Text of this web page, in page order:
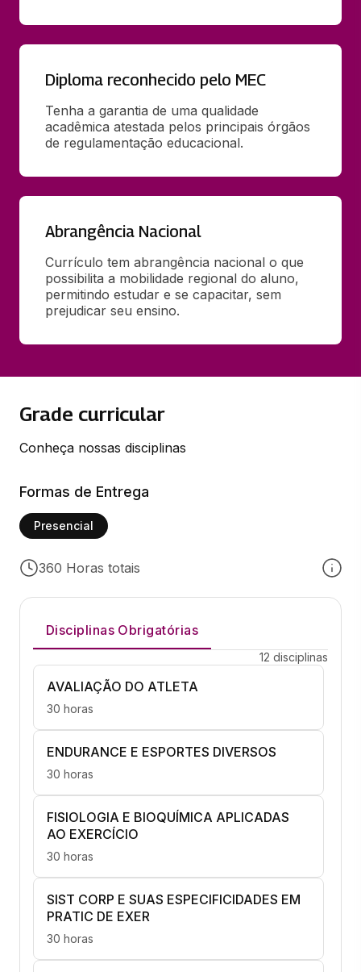
Diploma reconhecido pelo MEC
Tenha a garantia de uma qualidade
acadêmica atestada pelos principais órgãos
de regulamentação educacional.
Abrangência Nacional
Currículo tem abrangência nacional o que
possibilita a mobilidade regional do aluno,
permitindo estudar e se capacitar, sem
prejudicar seu ensino.
Grade curricular
Conheça nossas disciplinas
Formas de Entrega
Presencial
360 Horas totais
Disciplinas Obrigatórias
12 disciplinas
AVALIAÇÃO DO ATLETA
30 horas
ENDURANCE E ESPORTES DIVERSOS
30 horas
FISIOLOGIA E BIOQUÍMICA APLICADAS
AO EXERCÍCIO
30 horas
SIST CORP E SUAS ESPECIFICIDADES EM
PRATIC DE EXER
30 horas